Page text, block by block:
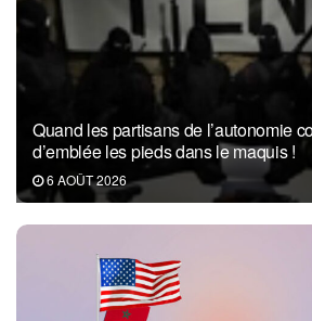
Quand les partisans de l’autonomie
d’emblée les pieds dans le maquis !
6 AOÛT 2026